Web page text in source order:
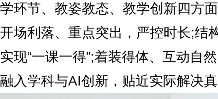
学环节、教姿教态、教学创新四方
开场利落、重点突出，严控时长;结
实现“一课一得”;着装得体、互动自
融入学科与AI创新，贴近实际解决